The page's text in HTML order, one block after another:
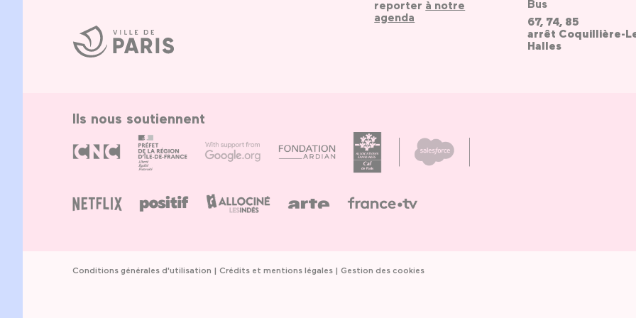
Ville
de
Paris
reporter à notre
agenda
Bus
67, 74, 85
arrêt Coquillière-
Halles
Ils nous soutiennent
Conditions générales d'utilisation Crédits et mentions légales Gestion des cookies